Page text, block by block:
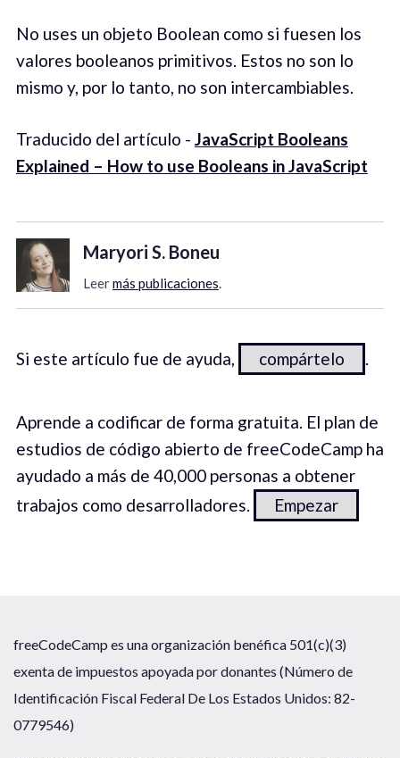
No uses un objeto Boolean como si fuesen los
valores booleanos primitivos. Estos no son lo
mismo y, por lo tanto, no son intercambiables.
Traducido del artículo - JavaScript Booleans
Explained – How to use Booleans in JavaScript
Maryori S. Boneu
Leermás publicaciones.
Si este artículo fue de ayuda, compártelo .
Aprende a codificar de forma gratuita. El plan de
estudios de código abierto de freeCodeCamp ha
ayudado a más de 40,000 personas a obtener
trabajos como desarrolladores.
Empezar
freeCodeCamp es una organización benéfica 501(c)(3)
exenta de impuestos apoyada por donantes (Número de
Identificación Fiscal Federal De Los Estados Unidos: 82-
0779546)